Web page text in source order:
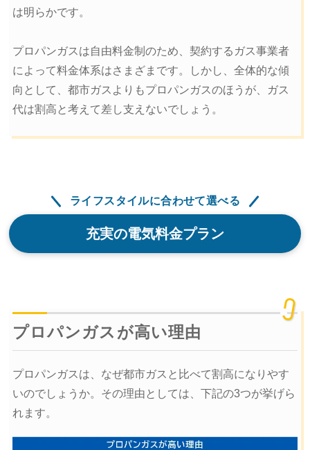
は明らかです。
プロパンガスは自由料金制のため、契約するガス事業者
によって料金体系はさまざまです。しかし、全体的な傾
向として、都市ガスよりもプロパンガスのほうが、ガス
代は割高と考えて差し支えないでしょう。
ライフスタイルに合わせて選べる
充実の電気料金プラン
プロパンガスが高い理由
プロパンガスは、なぜ都市ガスと比べて割高になりやす
いのでしょうか。その理由としては、下記の3つが挙げら
れます。